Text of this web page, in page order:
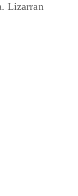
Lizarran